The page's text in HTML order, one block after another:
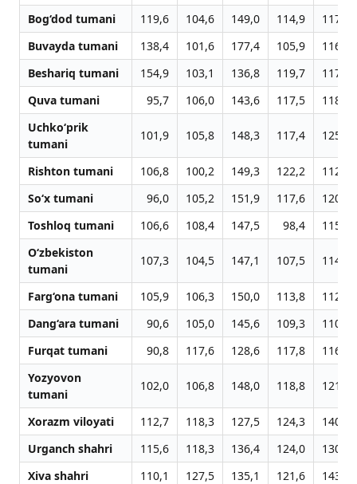
Bog‘dod tumani 119,6 104,6 149,0 114,9
117,6
Buvayda tumani
138,4 101,6 177,4 105,9
116,3
Beshariq tumani
154,9 103,1 136,8 119,7
117,5
Quva tumani
95,7 106,0 143,6 117,5
118,4
Uchko‘prik
tumani
101,9 105,8 148,3 117,4 125,5
Rishton tumani 106,8 100,2 149,3 122,2
112,4
So‘x tumani
96,0 105,2 151,9 117,6
120,6
Toshloq tumani
106,6 108,4 147,5 98,4
115,4
O‘zbekiston
tumani
107,3 104,5 147,1 107,5 114,6
Farg‘ona tumani 105,9 106,3 150,0 113,8
112,0
Dang‘ara tumani
90,6 105,0 145,6 109,3
110,0
Furqat tumani
90,8 117,6 128,6 117,8
116,3
Yozyovon
tumani
102,0 106,8 148,0 118,8 121,3
Xorazm viloyati 112,7 118,3 127,5 124,3
140,6
Urganch shahri
115,6 118,3 136,4 124,0
130,0
Xiva shahri
110,1 127,5 135,1 121,6
143,0